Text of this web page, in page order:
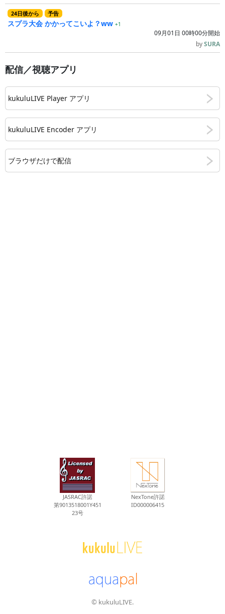
24日後から 予告
スプラ大会 かかってこいよ？ww +1
09月01日 00時00分開始
bySURA
配信／視聴アプリ
kukuluLIVE Player アプリ
kukuluLIVE Encoder アプリ
ブラウザだけで配信
JASRAC許諾
第9013518001Y451
23号
NexTone許諾
ID000006415
© kukuluLIVE.